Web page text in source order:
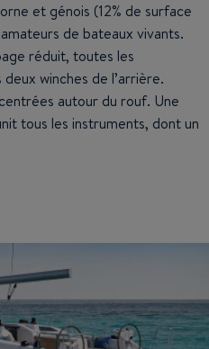
et génois (12% de surface
de bateaux vivants.
réduit, toutes les
winches de l’arrière.
autour du rouf. Une
tous les instruments, dont un